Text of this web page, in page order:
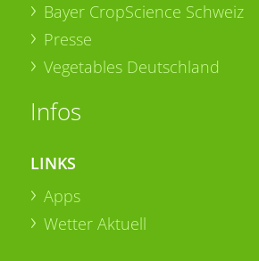
Bayer CropScience Schweiz
Presse
Vegetables Deutschland
Infos
LINKS
Apps
Wetter Aktuell